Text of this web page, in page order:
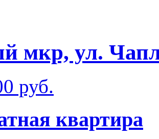
мкр, ул.
руб.
квартира